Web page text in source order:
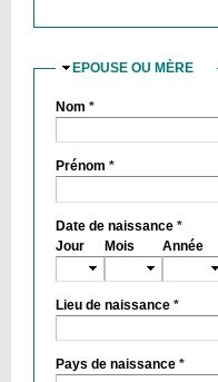
MASQUER
EPOUSE OU MÈRE
Nom*
Prénom*
Date de naissance*
Jour
Mois Année
Lieu de naissance*
Pays de naissance*